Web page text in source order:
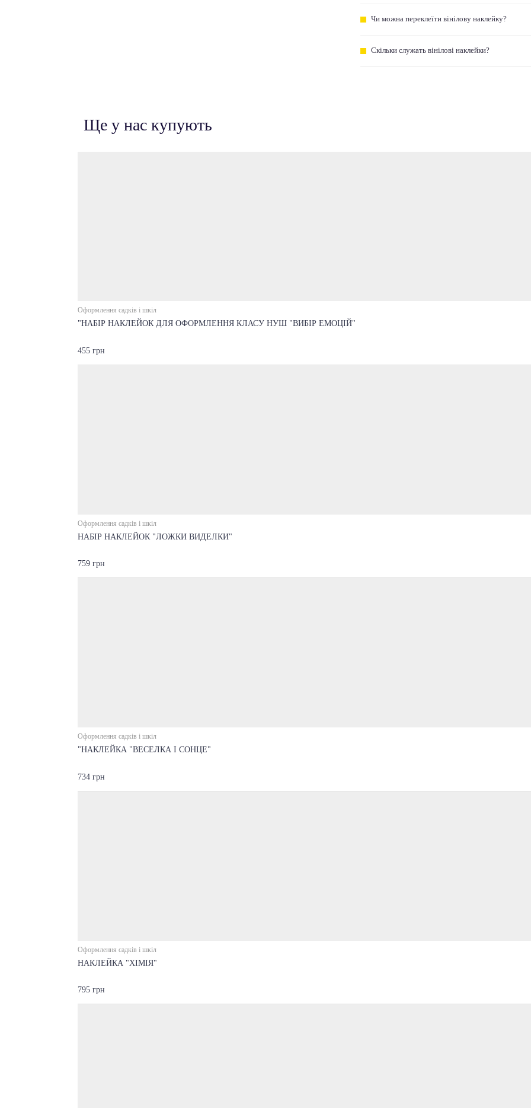
Чи можна переклеїти вінілову наклейку?
Скільки служать вінілові наклейки?
Ще у нас купують
Оформлення садків і шкіл
"НАБІР НАКЛЕЙОК ДЛЯ ОФОРМЛЕННЯ КЛАСУ НУШ "ВИБІР ЕМОЦІЙ"
455 грн
Оформлення садків і шкіл
НАБІР НАКЛЕЙОК "ЛОЖКИ ВИДЕЛКИ"
759 грн
Оформлення садків і шкіл
"НАКЛЕЙКА "ВЕСЕЛКА І СОНЦЕ"
734 грн
Оформлення садків і шкіл
НАКЛЕЙКА "ХІМІЯ"
795 грн